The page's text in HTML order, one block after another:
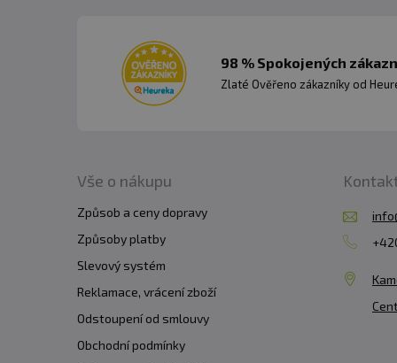
98 % Spokojených
Zlaté Ověřeno zákazníky od
Vše o nákupu
Způsob a ceny dopravy
Způsoby platby
Slevový systém
Reklamace, vrácení zboží
Odstoupení od smlouvy
Obchodní podmínky